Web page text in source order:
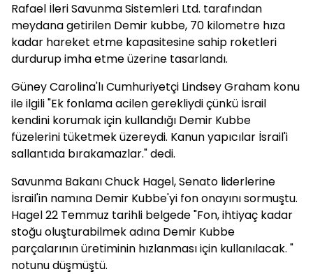
Rafael İleri Savunma Sistemleri Ltd. tarafından
meydana getirilen Demir kubbe, 70 kilometre hıza
kadar hareket etme kapasitesine sahip roketleri
durdurup imha etme üzerine tasarlandı.
Güney Carolina'lı Cumhuriyetçi Lindsey Graham konu
ile ilgili "Ek fonlama acilen gerekliydi çünkü İsrail
kendini korumak için kullandığı Demir Kubbe
füzelerini tüketmek üzereydi. Kanun yapıcılar İsrail'i
sallantıda bırakamazlar." dedi.
Savunma Bakanı Chuck Hagel, Senato liderlerine
İsrail'in namına Demir Kubbe'yi fon onayını sormuştu.
Hagel 22 Temmuz tarihli belgede "Fon, ihtiyaç kadar
stoğu oluşturabilmek adına Demir Kubbe
parçalarının üretiminin hızlanması için kullanılacak. "
notunu düşmüştü.